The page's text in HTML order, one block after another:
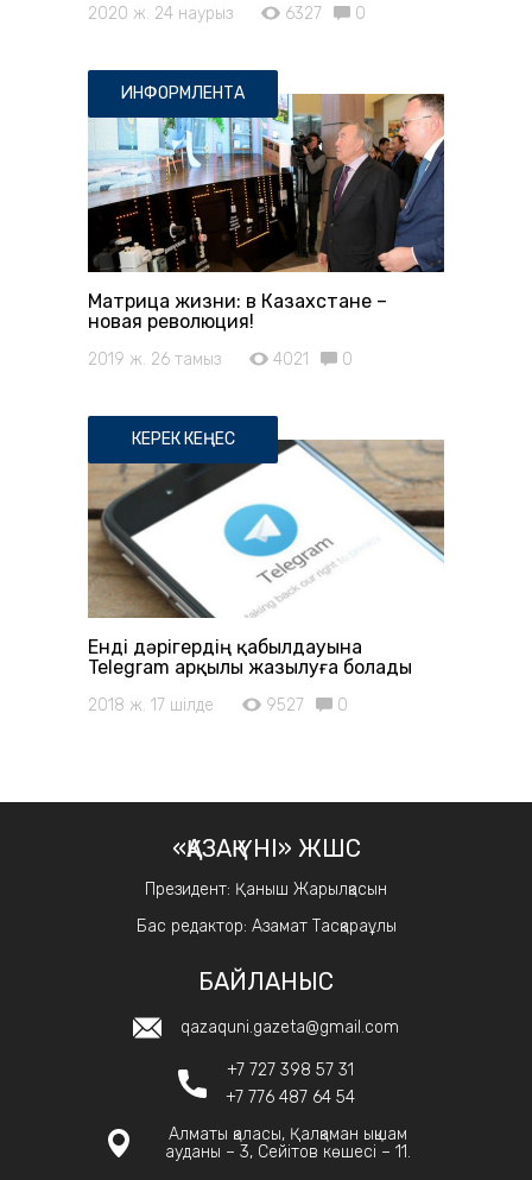
2020 ж. 24 наурыз 6327 0
ИНФОРМЛЕНТА
Матрица жизни: в Казахстане –
новая революция!
2019 ж. 26 тамыз 4021 0
КЕРЕК КЕҢЕС
Енді дәрігердің қабылдауына
Telegram арқылы жазылуға болады
2018 ж. 17 шілде 9527 0
«ҚАЗАҚ ҮНІ» ЖШС
Президент: Қаныш Жарылқасын
Бас редактор: Азамат Тасқараұлы
БАЙЛАНЫС
qazaquni.gazeta@gmail.com
+7 727 398 57 31
+7 776 487 64 54
Алматы қаласы, Қалқаман ықшам
ауданы – 3, Сейітов көшесі – 11.